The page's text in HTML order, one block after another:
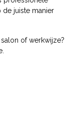
juiste manier
of werkwijze?